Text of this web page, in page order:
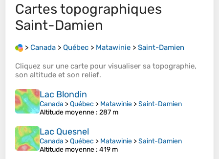
Cartes topographiques
Saint-Damien
> Canada > Québec > Matawinie > Saint-Damien
Cliquez sur une carte pour visualiser sa topographie,
son altitude et son relief.
Lac Blondin
Canada >Québec > Matawinie >Saint-Damien
Altitude moyenne : 287 m
Lac Quesnel
Canada >Québec > Matawinie >Saint-Damien
Altitude moyenne : 419 m